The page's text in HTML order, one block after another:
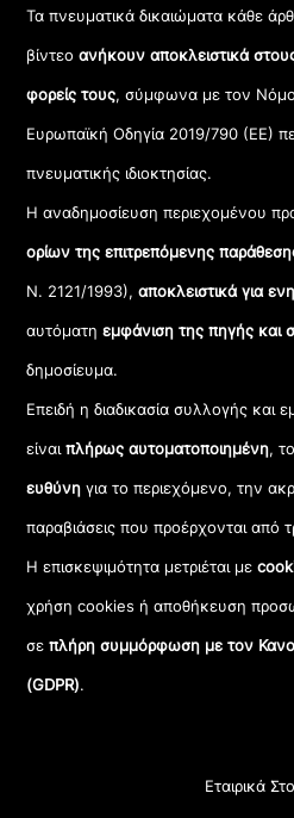
Τα πνευματικά δικαιώματα κάθε
βίντεοανήκουν αποκλειστικά
φορείς τους, σύμφωνα με τον Νόμο
Ευρωπαϊκή Οδηγία 2019/790 (ΕΕ)
πνευματικής ιδιοκτησίας.
Η αναδημοσίευση περιεχομένου
ορίων της επιτρεπόμενης
Ν. 2121/1993), αποκλειστικά για
αυτόματηεμφάνιση της πηγής και
δημοσίευμα.
Επειδή η διαδικασία συλλογής και
είναιπλήρως αυτοματοποιημένη,
ευθύνη για το περιεχόμενο, την
παραβιάσεις που προέρχονται από
Η επισκεψιμότητα μετριέται με
χρήση cookies ή αποθήκευση
σεπλήρη συμμόρφωση με τον
(GDPR).
Εταιρικά